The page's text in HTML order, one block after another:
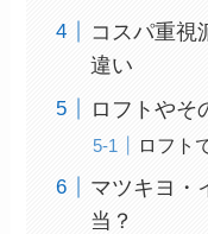
コスパ重視
違い
ロフトやそ
ロフト
マツキヨ・
当？